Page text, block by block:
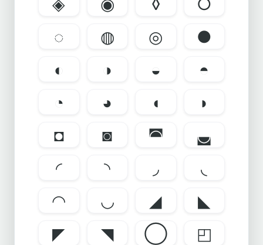
◌
◍ ◎
●
◐
◑ ◒
◓
◔
◕ ◖
◗
◘
◙ ◚
◛
◜
◝ ◞
◟
◠
◡ ◢
◣
◤
◥ ◯
◰